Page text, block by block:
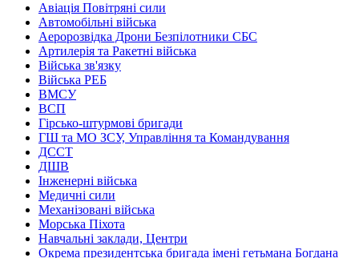
Авіація Повітряні сили
Автомобільні війська
Аеророзвідка Дрони Безпілотники СБС
Артилерія та Ракетні війська
Війська зв'язку
Війська РЕБ
ВМСУ
ВСП
Гірсько-штурмові бригади
ГШ та МО ЗСУ, Управління та Командування
ДССТ
ДШВ
Інженерні війська
Медичні сили
Механізовані війська
Морська Піхота
Навчальні заклади, Центри
Окрема президентська бригада імені гетьмана Богдана